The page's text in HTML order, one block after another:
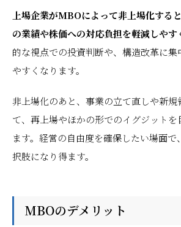
上場企業がMBOによって非上場化する
の業績や株価への対応負担を軽減しやす
的な視点での投資判断や、構造改革に集
やすくなります。
非上場化のあと、事業の立て直しや新規
て、再上場やほかの形でのイグジットを
ます。経営の自由度を確保したい場面
択肢になり得ます。
MBOのデメリット